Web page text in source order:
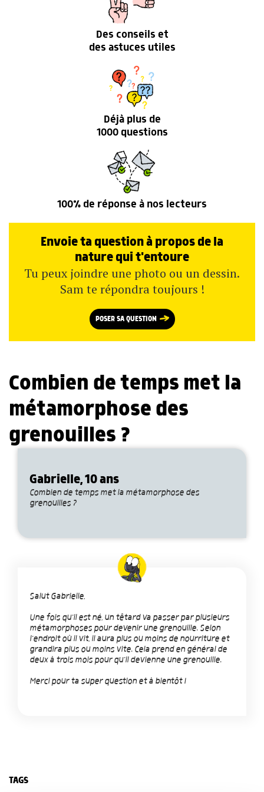
Des conseils et
des astuces utiles
Déjà plus de
1000 questions
100% de réponse à nos lecteurs
Envoie ta question à propos de la
nature qui t'entoure
Tu peux joindre une photo ou un dessin.
Sam te répondra toujours !
POSER SA QUESTION
Combien de temps met la
métamorphose des
grenouilles ?
Gabrielle, 10 ans
Combien de temps met la métamorphose des
grenouilles ?
Salut Gabrielle,
Une fois qu'il est né, un têtard va passer par plusieurs
métamorphoses pour devenir une grenouille. Selon
l'endroit où il vit, il aura plus ou moins de nourriture et
grandira plus ou moins vite. Cela prend en général de
deux à trois mois pour qu'il devienne une grenouille.
Merci pour ta super question et à bientôt !
TAGS